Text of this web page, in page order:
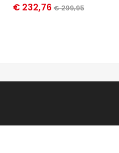
€ 232,76 € 299,95